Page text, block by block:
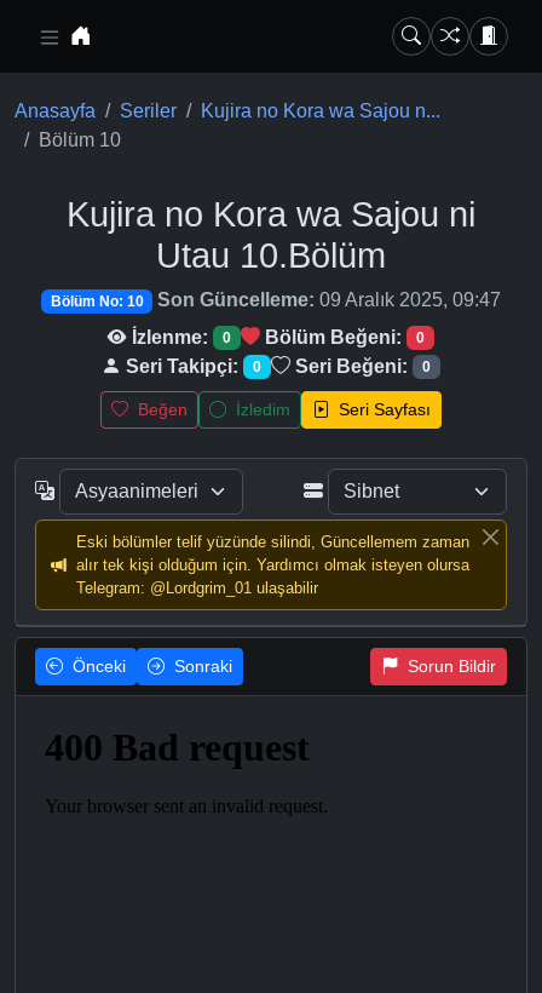
Anasayfa Seriler
Kujira no Kora wa Sajou n...
Bölüm 10
Kujira no Kora wa Sajou ni
Utau 10.Bölüm
Bölüm No: 10 Son Güncelleme: 09 Aralık 2025, 09:47
İzlenme:
0 Bölüm Beğeni: 0
Seri Takipçi: 0 Seri Beğeni: 0
Beğen İzledim Seri Sayfası
Eski bölümler telif yüzünde silindi, Güncellemem zaman
alır tek kişi olduğum için. Yardımcı olmak isteyen olursa
Telegram: @Lordgrim_01 ulaşabilir
Önceki Sonraki Sorun Bildir